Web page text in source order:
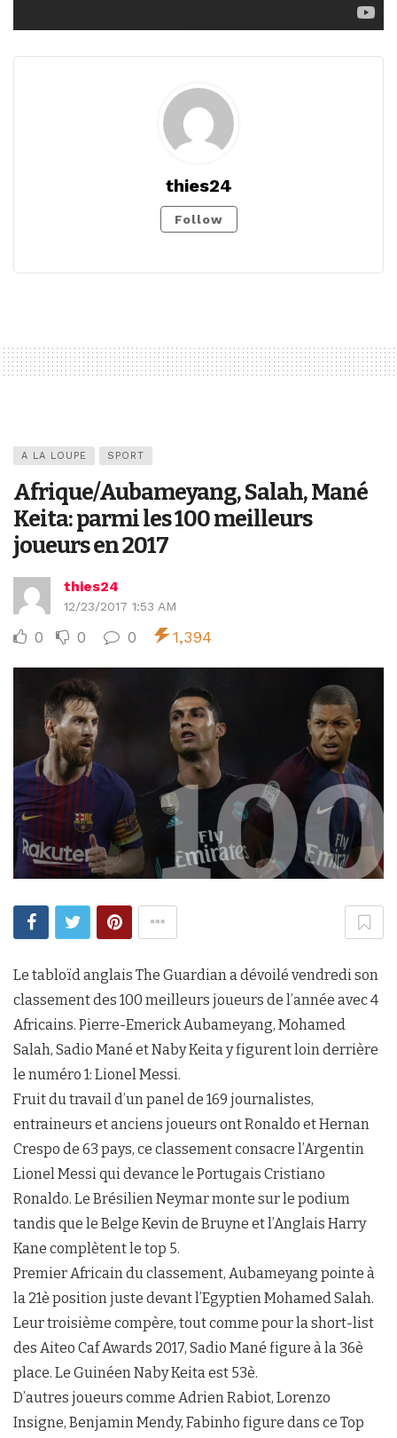
thies24
Follow
A LA LOUPE SPORT
Afrique/Aubameyang, Salah, Mané
Keita: parmi les 100 meilleurs
joueurs en 2017
thies24
12/23/2017 1:53 AM
0 0 0 1,394
Le tabloïd anglais The Guardian a dévoilé vendredi son
classement des 100 meilleurs joueurs de l’année avec 4
Africains. Pierre-Emerick Aubameyang, Mohamed
Salah, Sadio Mané et Naby Keita y figurent loin derrière
le numéro 1: Lionel Messi.
Fruit du travail d’un panel de 169 journalistes,
entraineurs et anciens joueurs ont Ronaldo et Hernan
Crespo de 63 pays, ce classement consacre l’Argentin
Lionel Messi qui devance le Portugais Cristiano
Ronaldo. Le Brésilien Neymar monte sur le podium
tandis que le Belge Kevin de Bruyne et l’Anglais Harry
Kane complètent le top 5.
Premier Africain du classement, Aubameyang pointe à
la 21è position juste devant l’Egyptien Mohamed Salah.
Leur troisième compère, tout comme pour la short-list
des Aiteo Caf Awards 2017, Sadio Mané figure à la 36è
place. Le Guinéen Naby Keita est 53è.
D’autres joueurs comme Adrien Rabiot, Lorenzo
Insigne, Benjamin Mendy, Fabinho figure dans ce Top